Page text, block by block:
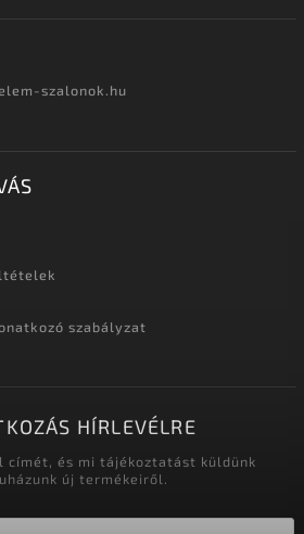
szalonok.hu
szabályzat
HÍRLEVÉLRE
címét, és mi tájékoztatást küldünk
új termékeiről.